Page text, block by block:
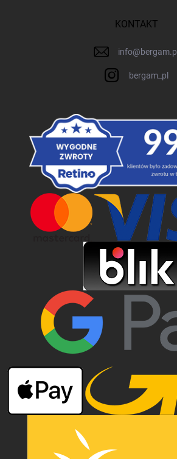
KONTAKT
info@bergam.pl
bergam_pl